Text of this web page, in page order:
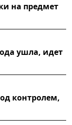
на предмет
ушла, идет
контролем,